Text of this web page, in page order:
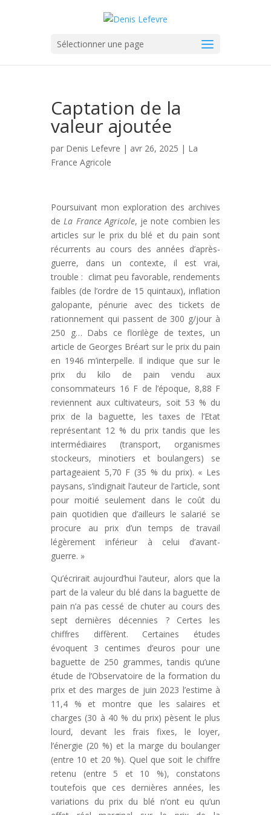
Sélectionner une page
Captation de la
valeur ajoutée
par Denis Lefevre | avr 26, 2025 | La
France Agricole
Poursuivant mon exploration des archives
deLa France Agricole, je note combien les
articles sur le prix du blé et du pain sont
récurrents au cours des années d’après-
guerre, dans un contexte, il est vrai,
trouble : climat peu favorable, rendements
faibles (de l’ordre de 15 quintaux), inflation
galopante, pénurie avec des tickets de
rationnement qui passent de 300 g/jour à
250 g… Dabs ce florilège de textes, un
article de Georges Bréart sur le prix du pain
en 1946 m’interpelle. Il indique que sur le
prix du kilo de pain vendu aux
consommateurs 16 F de l’époque, 8,88 F
reviennent aux cultivateurs, soit 53 % du
prix de la baguette, les taxes de l’Etat
représentant 12 % du prix tandis que les
intermédiaires (transport, organismes
stockeurs, minotiers et boulangers) se
partageaient 5,70 F (35 % du prix). « Les
paysans, s’indignait l’auteur de l’article, sont
pour moitié seulement dans le coût du
pain quotidien que d’ailleurs le salarié se
procure au prix d’un temps de travail
légèrement inférieur à celui d’avant-
guerre. »
Qu’écrirait aujourd’hui l’auteur, alors que la
part de la valeur du blé dans la baguette de
pain n’a pas cessé de chuter au cours des
sept dernières décennies ? Certes les
chiffres diffèrent. Certaines études
évoquent 3 centimes d’euros pour une
baguette de 250 grammes, tandis qu’une
étude de l’Observatoire de la formation du
prix et des marges de juin 2023 l’estime à
11,4 % et montre que les salaires et
charges (30 à 40 % du prix) pèsent le plus
lourd, devant les frais fixes, le loyer,
l’énergie (20 %) et la marge du boulanger
(entre 10 et 20 %). Quel que soit le chiffre
retenu (entre 5 et 10 %), constatons
toutefois que ces dernières années, les
variations du prix du blé n’ont eu qu’un